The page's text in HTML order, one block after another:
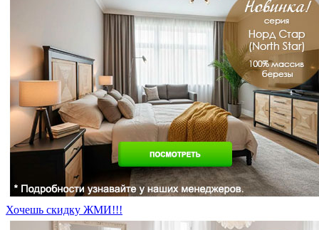
Хочешь скидку ЖМИ!!!